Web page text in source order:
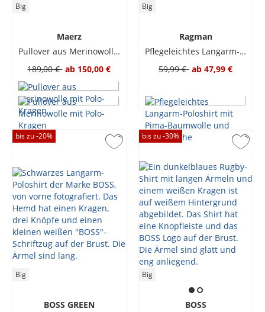
Big
Maerz
Pullover aus Merinowolle mit Polo-Kragen
189,00 € ab 150,00 €
Big
Ragman
Pflegeleichtes Langarm-Poloshirt mit Pima-Baumwolle und Brusttasche
59,99 € ab 47,99 €
bis zu -20%
Big
BOSS GREEN
bis zu -30%
Big
BOSS